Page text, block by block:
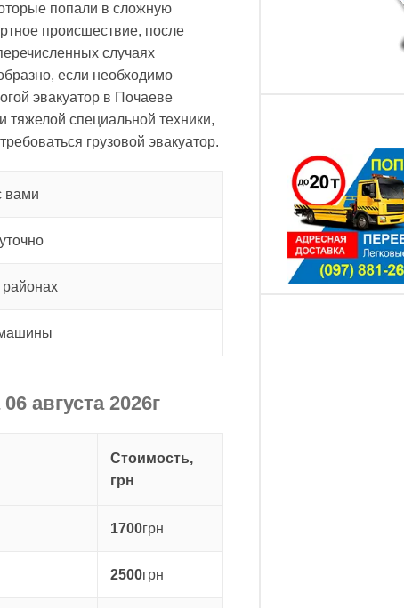
попали в сложную
происшествие, после
случаях
если необходимо
эвакуатор в Почаеве
тяжелой специальной техники,
грузовой эвакуатор.
вами
районах
августа 2026г
Стоимость,
грн
1700грн
2500грн